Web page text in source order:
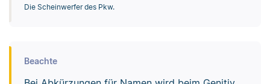
Die Scheinwerfer des Pkw.
Beachte